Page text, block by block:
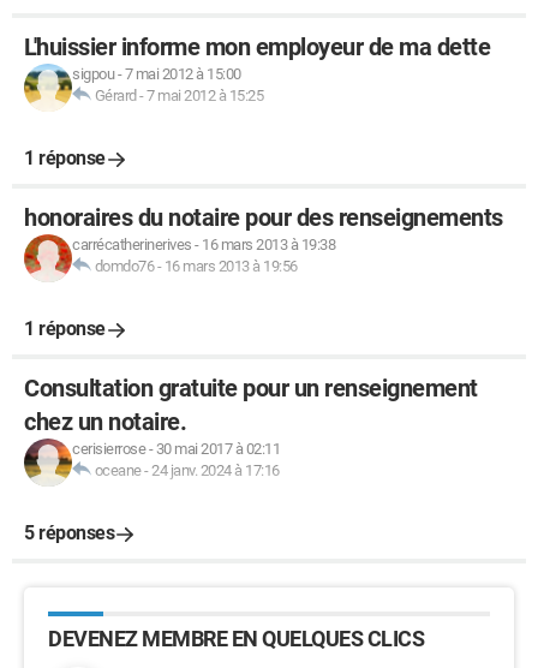
L'huissier informe mon employeur de ma dette
sigpou-7 mai 2012 à 15:00
Gérard -7 mai 2012 à 15:25
1 réponse
honoraires du notaire pour des renseignements
carrécatherinerives - 16 mars 2013 à 19:38
domdo76- 16 mars 2013 à 19:56
1 réponse
Consultation gratuite pour un renseignement
chez un notaire.
cerisierrose- 30 mai 2017 à 02:11
oceane-24 janv. 2024 à 17:16
5 réponses
DEVENEZ MEMBRE EN QUELQUES CLICS